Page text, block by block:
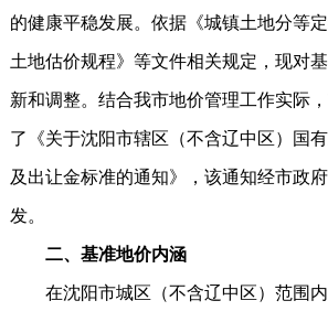
的健康平稳发展。依据《城镇土地分等
土地估价规程》等文件相关规定，现对
新和调整。结合我市地价管理工作实际
了《关于沈阳市辖区（不含辽中区）国
及出让金标准的通知》，该通知经市政
发。
二、基准地价内涵
在沈阳市城区（不含辽中区）范围内